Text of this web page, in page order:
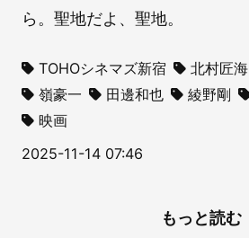
ら。聖地だよ、聖地。
TOHOシネマズ新宿 北村匠海
嶺豪一
田邊和也 綾野剛
映画
2025-11-14 07:46
もっと読む